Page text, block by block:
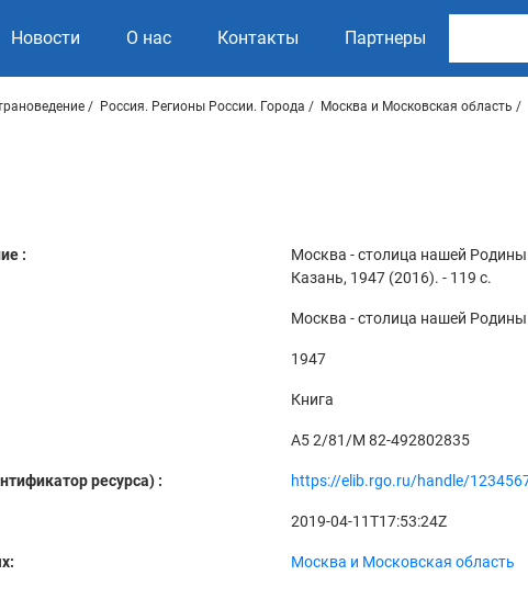
Новости О нас Контакты Партнеры
Россия. Регионы России. Города Москва и Московская область
:
Москва - столица нашей
Казань, 1947 (2016). - 119 с.
Москва - столица нашей Родины
1947
Книга
A5 2/81/М 82-492802835
ресурса) : https://elib.rgo.ru/handle/
2019-04-11T17:53:24Z
Москва и Московская область